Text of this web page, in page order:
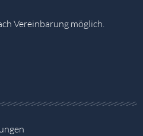
Vereinbarung möglich.